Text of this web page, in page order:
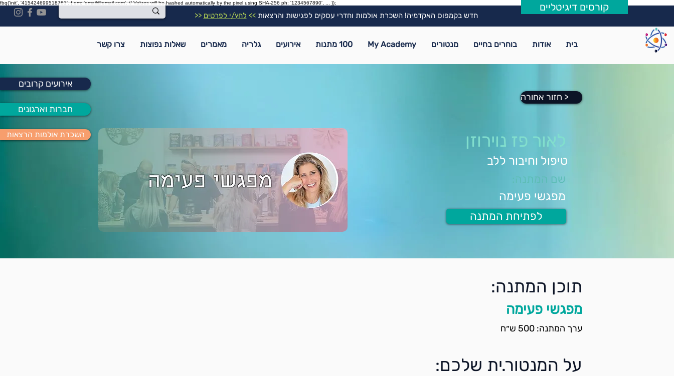
fbq('init', '415424699518761', { em: 'email@email.com', // Values will be hashed automatically by the pixel using SHA-256 ph: '1234567890', ... });
השכרת אולמות הרצאות
חברות וארגונים
אירועים קרובים
קורסים דיגיטליים
חדש בקמפוס האקדמיה! השכרת אולמות וחדרי עסקים לפגישות והרצאות>> לחץ/י לפרטים <<
בית אודות בוחרים בחיים מנטורים My Academy 100 מתנות אירועים גלריה מאמרים שאלות נפוצות צרו קשר
חזור אחורה >
לאור פז נוירוזן
טיפול וחיבור ללב
שם המתנה:
מפגשי פעימה
לפתיחת המתנה
תוכן המתנה:
מפגשי פעימה
ערך המתנה: 500 ש״ח
על המנטור.ית שלכם: